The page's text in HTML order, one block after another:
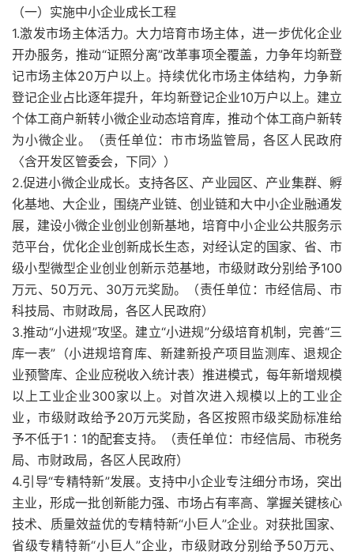
（一）实施中小企业成长工程
1.激发市场主体活力。大力培育市场主体，进一步优化企业
开办服务，推动“证照分离”改革事项全覆盖，力争年均新登
记市场主体20万户以上。持续优化市场主体结构，力争新
登记企业占比逐年提升，年均新登记企业10万户以上。建立
个体工商户新转小微企业动态培育库，推动个体工商户新转
为小微企业。（责任单位：市市场监管局，各区人民政府
〈含开发区管委会，下同〉）
2.促进小微企业成长。支持各区、产业园区、产业集群、孵
化基地、大企业，围绕产业链、创业链和大中小企业融通发
展，建设小微企业创业创新基地，培育中小企业公共服务示
范平台，优化企业创新成长生态，对经认定的国家、省、市
级小型微型企业创业创新示范基地，市级财政分别给予100
万元、50万元、30万元奖励。（责任单位：市经信局、市
科技局、市财政局，各区人民政府）
3.推动“小进规”攻坚。建立“小进规”分级培育机制，完善“三
库一表”（小进规培育库、新建新投产项目监测库、退规企
业预警库、企业应税收入统计表）推进模式，每年新增规模
以上工业企业300家以上。对首次进入规模以上的工业企
业，市级财政给予20万元奖励，各区按照市级奖励标准给
予不低于1∶1的配套支持。（责任单位：市经信局、市税务
局、市财政局，各区人民政府）
4.引导“专精特新”发展。支持中小企业专注细分市场，突出
主业，形成一批创新能力强、市场占有率高、掌握关键核心
技术、质量效益优的专精特新“小巨人”企业。对获批国家、
省级专精特新“小巨人”企业，市级财政分别给予50万元、